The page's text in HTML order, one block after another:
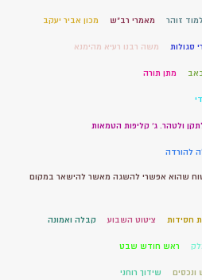
זוהר מאמרי רב"ש מכון אביר יעקב
סגולות משה רבנו רעיא מהימנא
מתן תורה
ולטהר. ג' קליפות הטמאות
להורדה
שהוא אפשרי להשגה מאשר להישאר במקום
חסידות ציטוט השבוע קבלה ואמונה
ראש חודש שבט
ונכסים שידוך רוחני